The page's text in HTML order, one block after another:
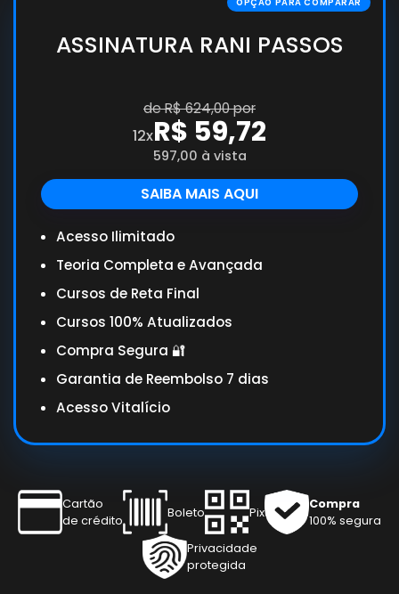
ASSINATURA RANI PASSOS
de R$ 624,00 por
12xR$ 59,72
597,00 à vista
SAIBA MAIS AQUI
Acesso Ilimitado
Teoria Completa e Avançada
Cursos de Reta Final
Cursos 100% Atualizados
Compra Segura 🔐
Garantia de Reembolso 7 dias
Acesso Vitalício
Cartão
de crédito
Boleto Pix
Compra
100% segura
Privacidade
protegida